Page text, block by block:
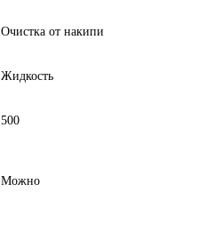
Очистка от накипи
Жидкость
500
Можно